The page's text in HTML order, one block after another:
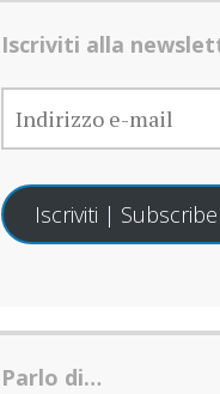
Iscriviti alla
INDIRIZZO
E-
MAIL
Iscriviti | Subscribe
Parlo di…